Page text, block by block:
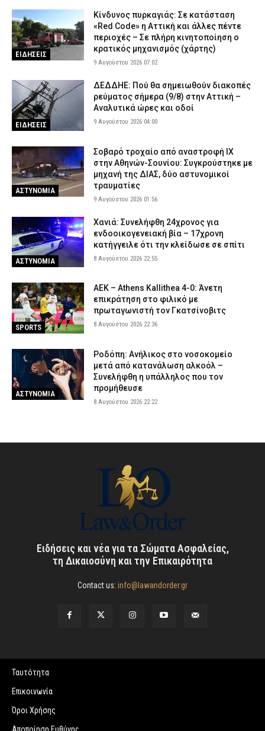
ΕΙΔΗΣΕΙΣ
Κίνδυνος πυρκαγιάς: Σε κατάσταση
«Red Code» η Αττική και άλλες πέντε
περιοχές – Σε πλήρη κινητοποίηση ο
κρατικός μηχανισμός (χάρτης)
9 Αυγούστου 2026 07:02
ΕΙΔΗΣΕΙΣ
ΔΕΔΔΗΕ: Πού θα σημειωθούν διακοπές
ρεύματος σήμερα (9/8) στην Αττική –
Αναλυτικά ώρες και οδοί
9 Αυγούστου 2026 04:00
ΑΣΤΥΝΟΜΙΑ
Σοβαρό τροχαίο από αναστροφή ΙΧ
στην Αθηνών-Σουνίου: Συγκρούστηκε με
μηχανή της ΔΙΑΣ, δύο αστυνομικοί
τραυματίες
9 Αυγούστου 2026 01:56
ΑΣΤΥΝΟΜΙΑ
Χανιά: Συνελήφθη 24χρονος για
ενδοοικογενειακή βία – 17χρονη
κατήγγειλε ότι την κλείδωσε σε σπίτι
8 Αυγούστου 2026 22:55
SPORTS
ΑΕΚ – Athens Kallithea 4-0: Άνετη
επικράτηση στο φιλικό με
πρωταγωνιστή τον Γκατσίνοβιτς
8 Αυγούστου 2026 22:36
ΑΣΤΥΝΟΜΙΑ
Ροδόπη: Ανήλικος στο νοσοκομείο
μετά από κατανάλωση αλκοόλ –
Συνελήφθη η υπάλληλος που τον
προμήθευσε
8 Αυγούστου 2026 22:22
Ειδήσεις και νέα για τα Σώματα Ασφαλείας,
τη Δικαιοσύνη και την Επικαιρότητα
Contact us: info@lawandorder.gr
Ταυτότητα
Επικοινωνία
Όροι Χρήσης